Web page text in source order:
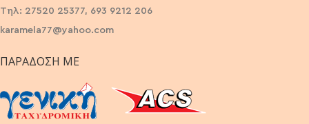
Τηλ: 27520 25377, 693 9212 206
karamela77@yahoo.com
ΠΑΡΆΔΟΣΗ ΜΕ